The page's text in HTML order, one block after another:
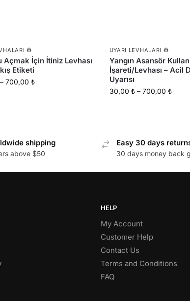
👷
Açmak İçin İtiniz Levhası
Etiketi
– 700,00 ₺
UYARI LEVHALARI 👷
Yangın Asansör
İşareti/Levhası – Acil
Uyarısı
30,00 ₺ – 700,00 ₺
shipping
above $50
Easy 30 days
30 days money back
HELP
My Account
Customer Help
Contact Us
Terms and Conditions
FAQ